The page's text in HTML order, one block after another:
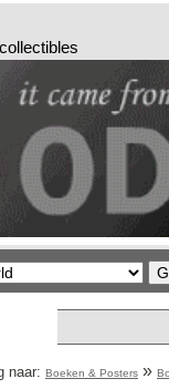
naar: Boeken & Posters »